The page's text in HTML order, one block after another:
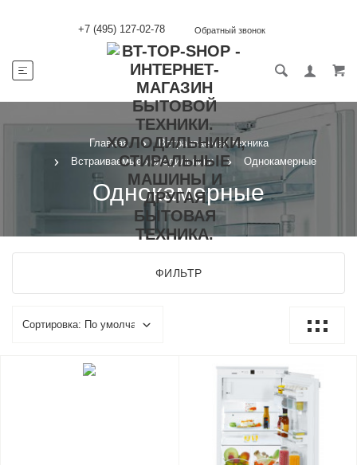
+7 (495) 127-02-78 Обратный звонок
Главная
Встраиваемая техника
Встраиваемые холодильники
Однокамерные
Однокамерные
ФИЛЬТР